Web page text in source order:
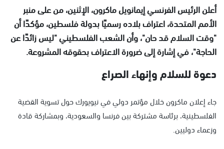
أعلن الرئيس الفرنسي إيمانويل ماكرون، الإثنين، من على منبر
الأمم المتحدة، اعتراف بلاده رسميًا بدولة فلسطين، مؤكدًا أن
"وقت السلام قد حان"، وأن الشعب الفلسطيني "ليس زائدًا عن
الحاجة"، في إشارة إلى ضرورة الاعتراف بحقوقه المشروعة.
دعوة للسلام وإنهاء الصراع
جاء إعلان ماكرون خلال مؤتمر دولي في نيويورك حول تسوية القضية
الفلسطينية، برئاسة مشتركة بين فرنسا والسعودية، وبمشاركة قادة
وزعماء دوليين.